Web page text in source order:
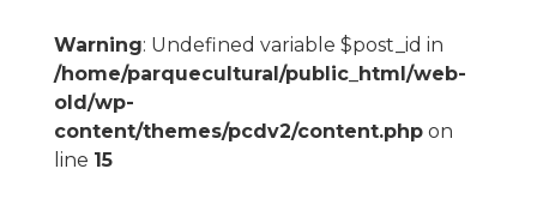
Warning: Undefined variable $post_id in
/home/parquecultural/public_html/web-
old/wp-
content/themes/pcdv2/content.phpon
line 15